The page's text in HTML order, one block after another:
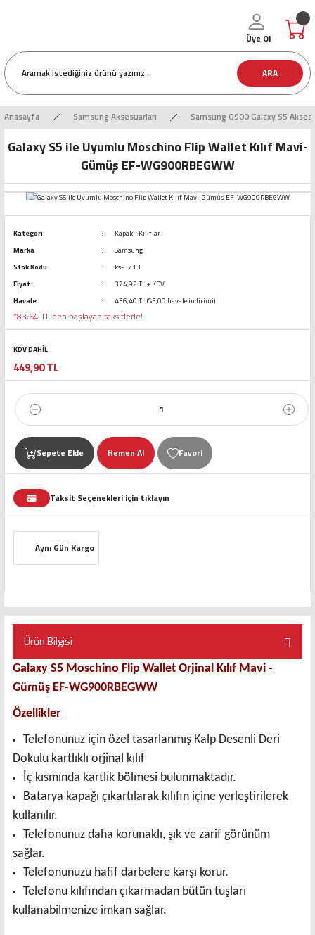
ARA
Üye Ol
Anasayfa Samsung Aksesuarları Samsung G900 Galaxy S5
Galaxy S5 ile Uyumlu Moschino Flip Wallet Kılıf Mavi-
Gümüş EF-WG900RBEGWW
Kategori
Kapaklı Kılıflar
Marka
Samsung
Stok Kodu
ks-3713
Fiyat
374,92 TL + KDV
Havale
436,40 TL (%3,00 havale indirimi)
*83,64 TL den başlayan taksitlerle!
KDV DAHİL
449,90 TL
Sepete Ekle Hemen Al
Taksit Seçenekleri için tıklayın
Aynı Gün Kargo
Ürün Bilgisi
Galaxy S5 Moschino Flip Wallet Orjinal Kılıf Mavi -
Gümüş EF-WG900RBEGWW
Özellikler
Telefonunuz için özel tasarlanmış Kalp Desenli Deri
Dokulu kartlıklı orjinal kılıf
İç kısmında kartlık bölmesi bulunmaktadır.
Batarya kapağı çıkartılarak kılıfın içine yerleştirilerek
kullanılır.
Telefonunuz daha korunaklı, şık ve zarif görünüm
sağlar.
Telefonunuzu hafif darbelere karşı korur.
Telefonu kılıfından çıkarmadan bütün tuşları
kullanabilmenize imkan sağlar.